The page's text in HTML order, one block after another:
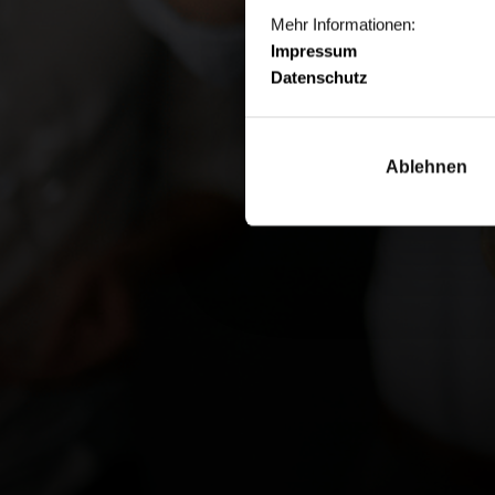
Mehr Informationen:
Impressum
Datenschutz
Ablehnen